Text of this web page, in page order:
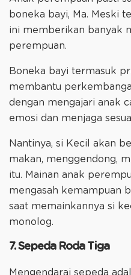
boneka bayi, Ma. Meski
ini memberikan banyak
perempuan.
Boneka bayi termasuk
membantu
dengan mengajari anak
emosi dan menjaga
Nantinya, si Kecil akan
makan, menggendong,
itu. Mainan anak
mengasah kemampuan
saat memainkannya si
monolog.
7. Sepeda Roda Tiga
Mengendarai sepeda